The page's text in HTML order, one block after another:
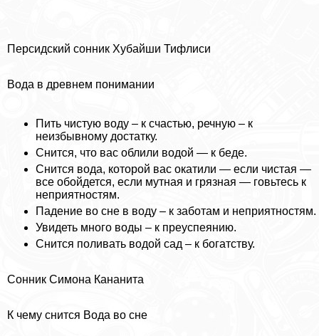
Персидский сонник Хубайши Тифлиси
Вода в древнем понимании
Пить чистую воду – к счастью, речную – к
неизбывному достатку.
Снится, что вас облили водой — к беде.
Снится вода, которой вас окатили — если чистая —
все обойдется, если мутная и грязная — говьтесь к
неприятностям.
Падение во сне в воду – к заботам и неприятностям.
Увидеть много воды – к преуспеянию.
Снится поливать водой сад – к богатству.
Сонник Симона Кaнaнита
К чему снится Вода во сне